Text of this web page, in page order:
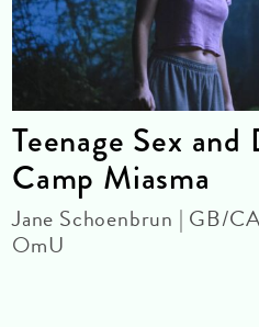
Teenage Sex
Camp Miasma
Jane Schoenbrun | GB/
OmU